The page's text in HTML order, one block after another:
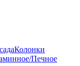
Колонки
Печное